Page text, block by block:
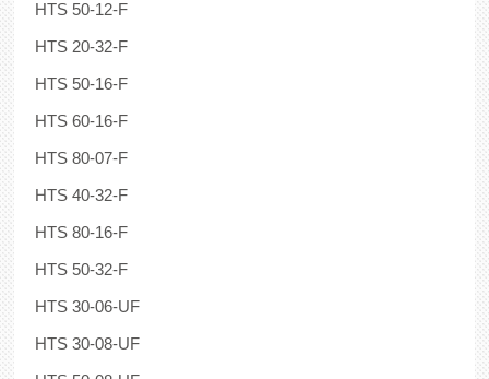
HTS 50-12-F
HTS 20-32-F
HTS 50-16-F
HTS 60-16-F
HTS 80-07-F
HTS 40-32-F
HTS 80-16-F
HTS 50-32-F
HTS 30-06-UF
HTS 30-08-UF